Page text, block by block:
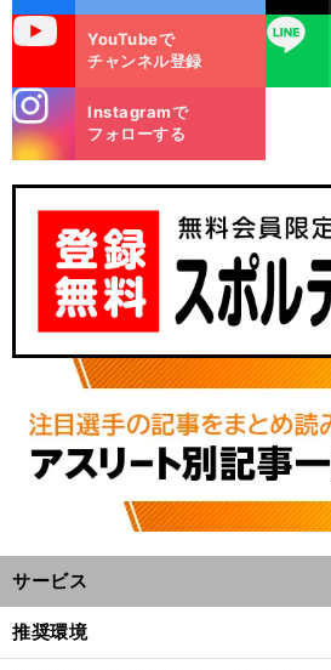
。
ト
YouTubeで
チャンネル登録
LINE
m
Instagramで
フォローする
サービス
推奨環境